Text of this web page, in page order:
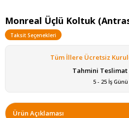
Monreal Üçlü Koltuk
Taksit Seçenekleri
Tüm İllere Ücretsiz
Tahmini Teslimat
5 - 25 İş Günü
Ürün Açıklaması